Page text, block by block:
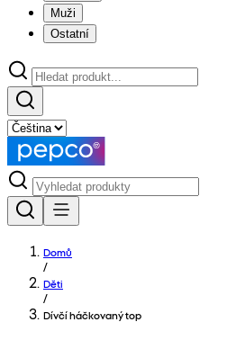
Muži
Ostatní
Domů
/
Děti
/
Dívčí háčkovaný top